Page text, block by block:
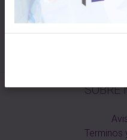
Invierno: De lunes a
19:00
Viernes de 08:00 a 15:00
SOBRE
Terminos